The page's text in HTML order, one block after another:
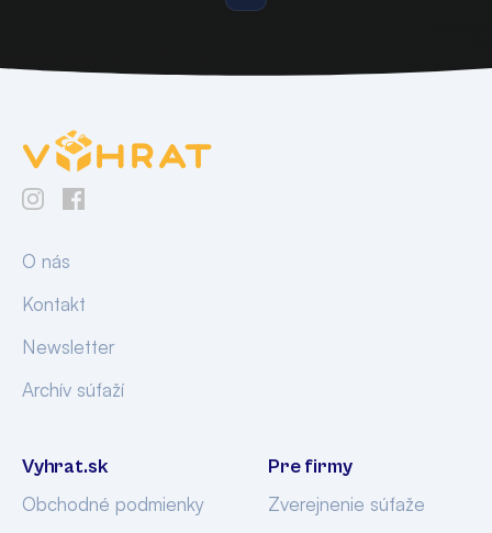
O nás
Kontakt
Newsletter
Archív súťaží
Vyhrat.sk
Obchodné podmienky
Pre firmy
Zverejnenie súťaže